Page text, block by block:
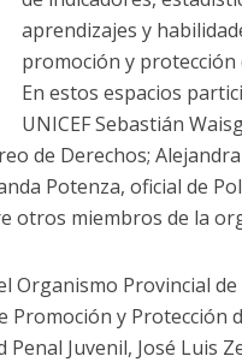
aprendizajes y
promoción y protección
En estos espacios
UNICEF Sebastián
de Derechos;
Potenza, oficial de
otros miembros de la
Provincial de
Promoción y Protección
Juvenil, José Luis